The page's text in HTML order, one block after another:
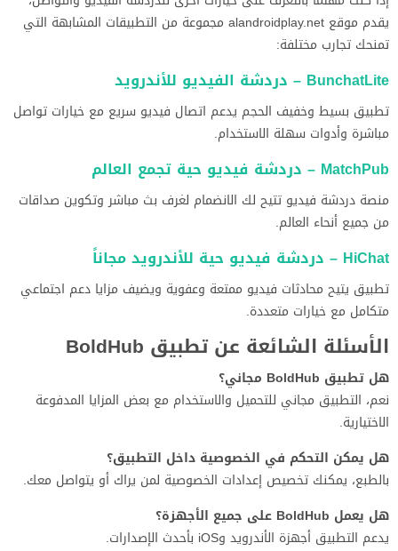
يقدم موقع alandroidplay.net مجموعة من التطبيقات المشابهة التي
تمنحك تجارب مختلفة:
BunchatLite – دردشة الفيديو للأندرويد
تطبيق بسيط وخفيف الحجم يدعم اتصال فيديو سريع مع خيارات تواصل
مباشرة وأدوات سهلة الاستخدام.
MatchPub – دردشة فيديو حية تجمع العالم
منصة دردشة فيديو تتيح لك الانضمام لغرف بث مباشر وتكوين صداقات
من جميع أنحاء العالم.
HiChat – دردشة فيديو حية للأندرويد مجاناً
تطبيق يتيح محادثات فيديو ممتعة وعفوية ويضيف مزايا دعم اجتماعي
متكامل مع خيارات متعددة.
الأسئلة الشائعة عن تطبيق BoldHub
هل تطبيق BoldHub مجاني؟
نعم، التطبيق مجاني للتحميل والاستخدام مع بعض المزايا المدفوعة
الاختيارية.
هل يمكن التحكم في الخصوصية داخل التطبيق؟
بالطبع، يمكنك تخصيص إعدادات الخصوصية لمن يراك أو يتواصل معك.
هل يعمل BoldHub على جميع الأجهزة؟
يدعم التطبيق أجهزة الأندرويد وiOS بأحدث الإصدارات.